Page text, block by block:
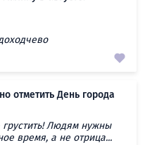
отметить День города
Людям нужны
время, а не отрица...